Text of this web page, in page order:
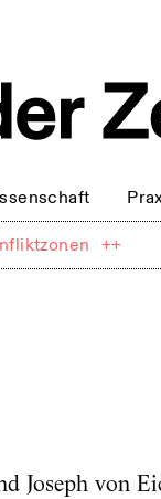
++
Joseph von